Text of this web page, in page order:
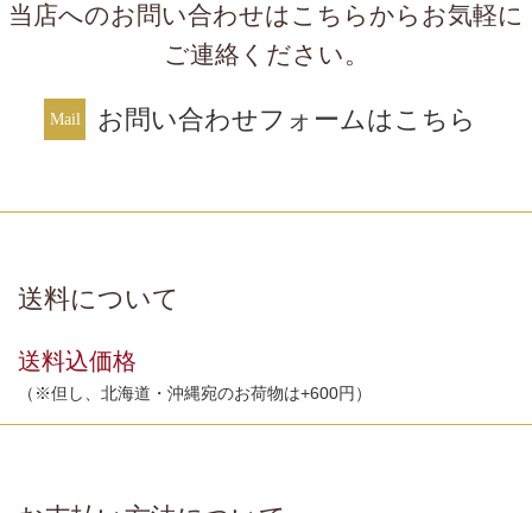
当店へのお問い合わせはこちらからお気軽に
ご連絡ください。
お問い合わせフォームはこちら
送料について
送料込価格
（※但し、北海道・沖縄宛のお荷物は+600円）